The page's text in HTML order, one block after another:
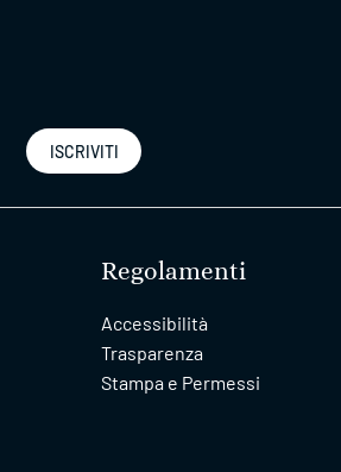
ISCRIVITI
Regolamenti
Accessibilità
Trasparenza
Stampa e Permessi